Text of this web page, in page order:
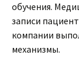
обучения.
записи
компании
механизмы.